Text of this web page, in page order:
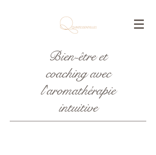
Bien-être et
coaching avec
l'aromathérapie
intuitive